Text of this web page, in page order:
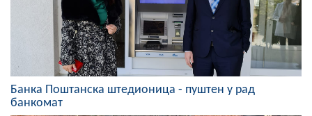
ОПШТИНСКА УПРАВА
ИНФО
Вијести
Активности
Банка Поштанска штедионица - пуштен у рад
банкомат